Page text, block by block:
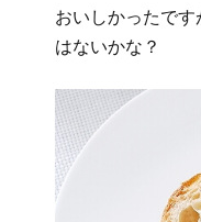
おいしかったで
はないかな？